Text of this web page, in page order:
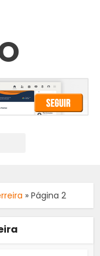
»Página 2